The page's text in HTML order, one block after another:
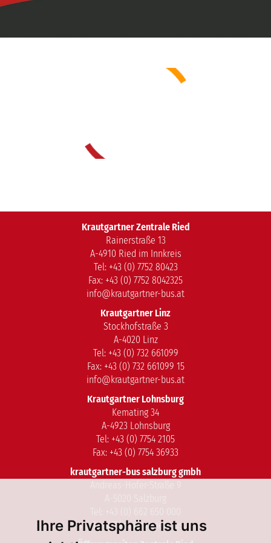
Ihre Privatsphäre ist uns
Service Über uns
Geschichte
Krautgartner Zentrale Ried
Rainerstraße 13
A-4910 Ried im Innkreis
Tel: +43 (0) 7752 80423
Fax: +43 (0) 7752 8042325
info@krautgartner-bus.at
Krautgartner Linz
Stockhofstraße 3
A-4020 Linz
Tel: +43 (0) 732 661099
Fax: +43 (0) 732 661099 15
info@krautgartner-bus.at
Krautgartner Lohnsburg
Kemating 34
A-4923 Lohnsburg
Tel: +43 (0) 7754 2105
Fax: +43 (0) 7754 36933
krautgartner-bus salzburg gmbh
salzburg@krautgartner-bus.at